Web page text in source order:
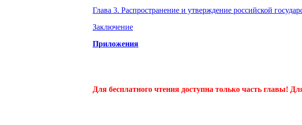
Глава 3. Распространение и утверждение российской
Заключение
Приложения
Для бесплатного чтения доступна только часть главы!